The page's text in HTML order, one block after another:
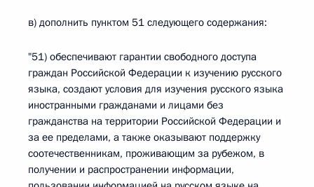
в) дополнить пунктом 51 следующего содержания:
"51) обеспечивают гарантии свободного доступа
граждан Российской Федерации к изучению русского
языка, создают условия для изучения русского языка
иностранными гражданами и лицами без
гражданства на территории Российской Федерации и
за ее пределами, а также оказывают поддержку
соотечественникам, проживающим за рубежом, в
получении и распространении информации,